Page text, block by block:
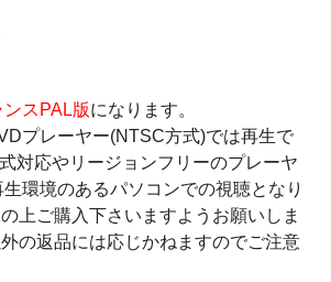
ンスPAL版になります。
プレーヤー(NTSC方式)では再生で
対応やリージョンフリーのプレーヤ
環境のあるパソコンでの視聴となり
上ご購入下さいますようお願いしま
の返品には応じかねますのでご注意